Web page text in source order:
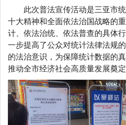
此次普法宣传活动是三亚市
十大精神和全面依法治国战略的
计、依法治统、依法普查的具体
一步提高了公众对统计法律法规
的法治意识，为保障统计数据的
推动全市经济社会高质量发展奠定